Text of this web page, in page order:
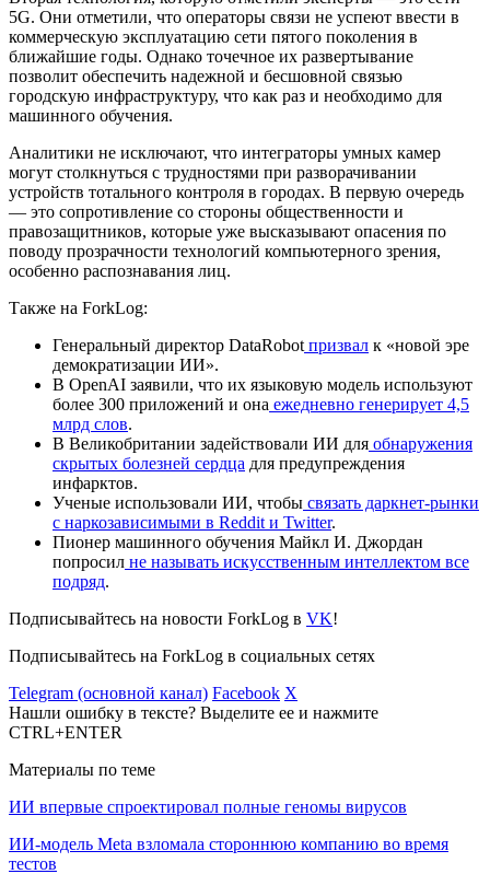
5G. Они отметили, что операторы связи не успеют ввести в
коммерческую эксплуатацию сети пятого поколения в
ближайшие годы. Однако точечное их развертывание
позволит обеспечить надежной и бесшовной связью
городскую инфраструктуру, что как раз и необходимо для
машинного обучения.
Аналитики не исключают, что интеграторы умных камер
могут столкнуться с трудностями при разворачивании
устройств тотального контроля в городах. В первую очередь
— это сопротивление со стороны общественности и
правозащитников, которые уже высказывают опасения по
поводу прозрачности технологий компьютерного зрения,
особенно распознавания лиц.
Также на ForkLog:
Генеральный директор DataRobot призвал к «новой эре
демократизации ИИ».
В OpenAI заявили, что их языковую модель используют
более 300 приложений и она ежедневно генерирует 4,5
млрд слов.
В Великобритании задействовали ИИ для обнаружения
скрытых болезней сердца для предупреждения
инфарктов.
Ученые использовали ИИ, чтобы связать даркнет-рынки
с наркозависимыми в Reddit и Twitter.
Пионер машинного обучения Майкл И. Джордан
попросил не называть искусственным интеллектом все
подряд.
Подписывайтесь на новости ForkLog в VK!
Подписывайтесь на ForkLog в социальных сетях
Telegram (основной канал) Facebook X
Нашли ошибку в тексте? Выделите ее и нажмите
CTRL+ENTER
Материалы по теме
ИИ впервые спроектировал полные геномы вирусов
ИИ-модель Meta взломала стороннюю компанию во время
тестов